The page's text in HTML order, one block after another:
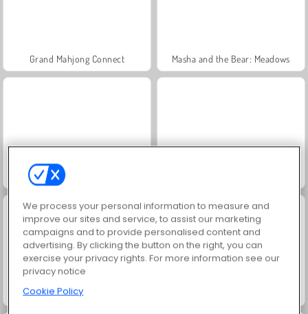
Grand Mahjong Connect Masha and the Bear: Meadows
Solitario FRVR
Farm Merge Valley
We process your personal information to measure and
improve our sites and service, to assist our marketing
campaigns and to provide personalised content and
advertising. By clicking the button on the right, you can
exercise your privacy rights. For more information see our
privacy notice
Cookie Policy